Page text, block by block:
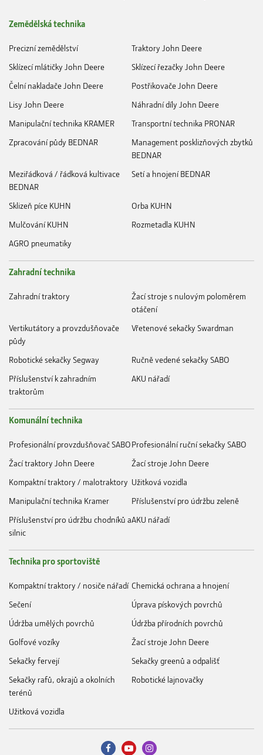
Zemědělská technika
Precizní zemědělství
Traktory John Deere
Sklízecí mlátičky John Deere
Sklízecí řezačky John Deere
Čelní nakladače John Deere
Postřikovače John Deere
Lisy John Deere
Náhradní díly John Deere
Manipulační technika KRAMER
Transportní technika PRONAR
Zpracování půdy BEDNAR
Management posklizňových zbytků
BEDNAR
Meziřádková / řádková kultivace
BEDNAR
Setí a hnojení BEDNAR
Sklizeň píce KUHN
Orba KUHN
Mulčování KUHN
Rozmetadla KUHN
AGRO pneumatiky
Zahradní technika
Zahradní traktory
Žací stroje s nulovým poloměrem
otáčení
Vertikutátory a provzdušňovače
půdy
Vřetenové sekačky Swardman
Robotické sekačky Segway
Ručně vedené sekačky SABO
Příslušenství k zahradním
traktorům
AKU nářadí
Komunální technika
Profesionální provzdušňovač SABOProfesionální ruční sekačky SABO
Žací traktory John Deere
Žací stroje John Deere
Kompaktní traktory / malotraktory Užitková vozidla
Manipulační technika Kramer
Příslušenství pro údržbu zeleně
Příslušenství pro údržbu chodníků a
silnic
AKU nářadí
Technika pro sportoviště
Kompaktní traktory / nosiče nářadí Chemická ochrana a hnojení
Sečení
Úprava pískových povrchů
Údržba umělých povrchů
Údržba přírodních povrchů
Golfové vozíky
Žací stroje John Deere
Sekačky fervejí
Sekačky greenů a odpališť
Sekačky rafů, okrajů a okolních
terénů
Robotické lajnovačky
Užitková vozidla